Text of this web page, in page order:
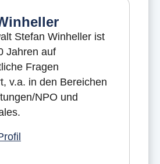
Stefan Winheller ist
Jahren auf
Fragen
v.a. in den Bereichen
NPO und